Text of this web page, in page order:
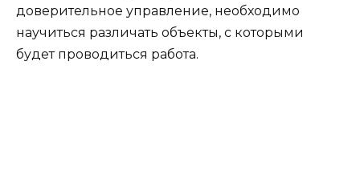
доверительное управление, необходимо
научиться различать объекты, с которыми
будет проводиться работа.